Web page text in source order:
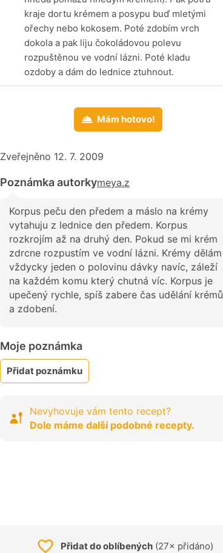
kraje dortu krémem a posypu buď mletými
ořechy nebo kokosem. Poté zdobím vrch
dokola a pak liju čokoládovou polevu
rozpuštěnou ve vodní lázni. Poté kladu
ozdoby a dám do lednice ztuhnout.
Mám hotovo!
Zveřejněno 12. 7. 2009
Poznámka autorkymeya.z
Korpus peču den předem a máslo na krémy
vytahuju z lednice den předem. Korpus
rozkrojím až na druhý den. Pokud se mi krém
zdrcne rozpustím ve vodní lázni. Krémy dělám
vždycky jeden o polovinu dávky navíc, záleží
na každém komu který chutná víc. Korpus je
upečený rychle, spíš zabere čas udělání krémů
a zdobení.
Moje poznámka
Přidat poznámku
Nevyhovuje vám tento recept?
Dole máme další podobné recepty.
Přidat do oblíbených (27× přidáno)